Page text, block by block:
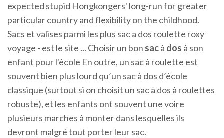
expected stupid Hongkongers' long-run for greater
particular country and flexibility on the childhood.
Sacs et valises parmi les plus sac a dos roulette roxy
voyage - est le site ... Choisir un bon sacà dos à son
enfant pour l'école En outre, un sac à roulette est
souvent bien plus lourd qu’un sac à dos d’école
classique (surtout si on choisit un sac à dos à roulettes
robuste), et les enfants ont souvent une voire
plusieurs marches à monter dans lesquelles ils
devront malgré tout porter leur sac.